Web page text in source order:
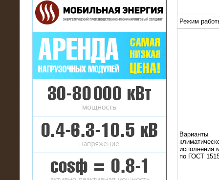
16.01.2017
Аренда нагрузочного комплекса 22
МВт (10 кВ) на газовое
месторождение
Режим
Варианты
исполнения
по ГОСТ